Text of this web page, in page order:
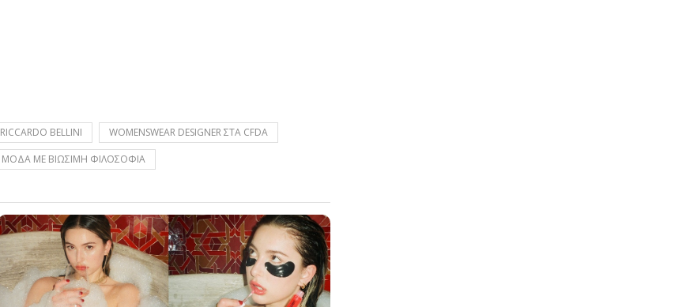
RICCARDO BELLINI
WOMENSWEAR DESIGNER ΣΤΑ CFDA
ΜΟΔΑ ΜΕ ΒΙΩΣΙΜΗ ΦΙΛΟΣΟΦΙΑ